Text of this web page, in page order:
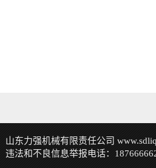
山东力强机械有限责任公司
违法和不良信息举报电话：